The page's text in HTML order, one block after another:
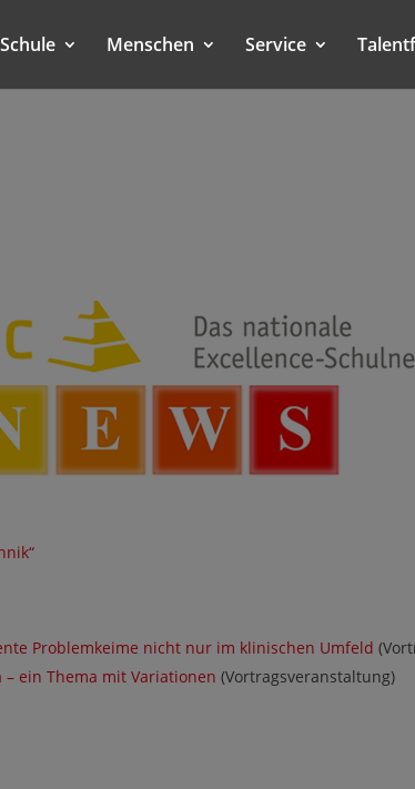
Schule Menschen Service
Problemkeime nicht nur im klinischen Umfeld
ein Thema mit Variationen (Vortragsveranstaltung)